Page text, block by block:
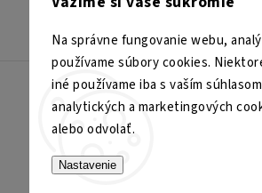
Na správne fungovanie webu,
používame súbory cookies.
iné používame iba s vaším
analytických a marketingových
alebo odvolať.
Nastavenie